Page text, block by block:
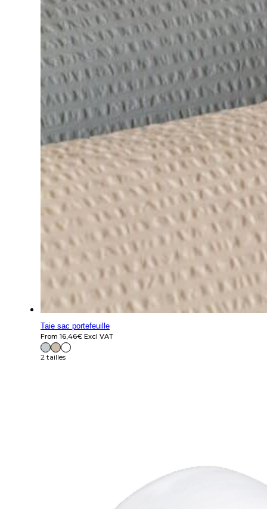
Taie sac portefeuille
From 16,46€ Excl VAT
2 tailles